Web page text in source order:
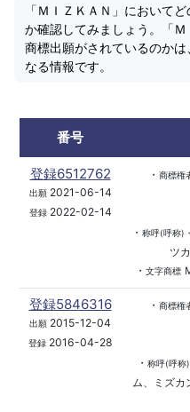
「ＭＩＺＫＡＮ」において
か確認してみましょう。「
商標出願がされているのか
なる情報です。
番号
登録6512762
出願2021-06-14
登録2022-02-14
・ 商標権
・ 称呼(呼称)
ツ
・ 文字商標
登録5846316
出願 2015-12-04
登録2016-04-28
・ 商標権
・ 称呼(呼称
ム、ミズカ